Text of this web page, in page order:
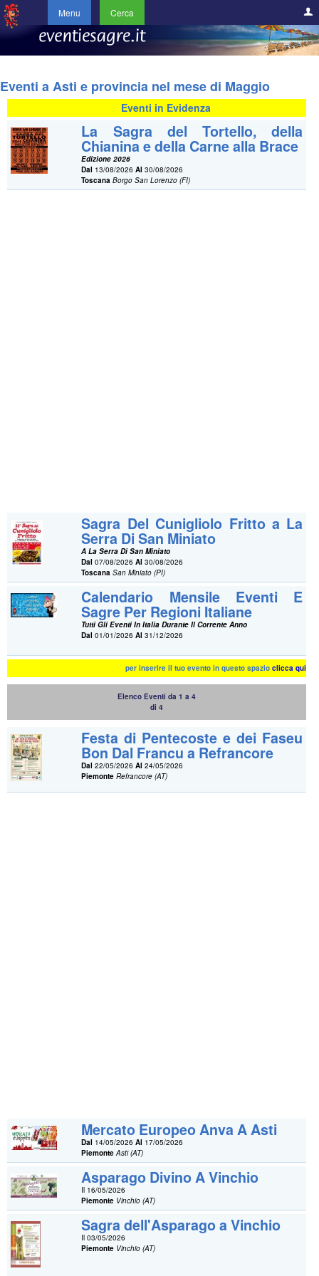
Menu Cerca
Eventi a Asti e provincia nel mese di Maggio
Eventi in Evidenza
La Sagra del Tortello, della
Chianina e della Carne alla Brace
Edizione 2026
Dal 13/08/2026Al 30/08/2026
Toscana Borgo San Lorenzo (FI)
Sagra Del Cunigliolo Fritto a La
Serra Di San Miniato
A La Serra Di San Miniato
Dal 07/08/2026Al 30/08/2026
Toscana San Miniato (PI)
Calendario Mensile Eventi E
Sagre Per Regioni Italiane
Tutti Gli Eventi In Italia Durante Il Corrente Anno
Dal 01/01/2026Al 31/12/2026
per inserire il tuo evento in questo spazioclicca qui
Elenco Eventi da 1 a 4
di 4
Festa di Pentecoste e dei Faseu
Bon Dal Francu a Refrancore
Dal 22/05/2026Al 24/05/2026
Piemonte Refrancore (AT)
Mercato Europeo Anva A Asti
Dal 14/05/2026Al 17/05/2026
Piemonte Asti (AT)
Asparago Divino A Vinchio
Il 16/05/2026
Piemonte Vinchio (AT)
Sagra dell'Asparago a Vinchio
Il 03/05/2026
Piemonte Vinchio (AT)